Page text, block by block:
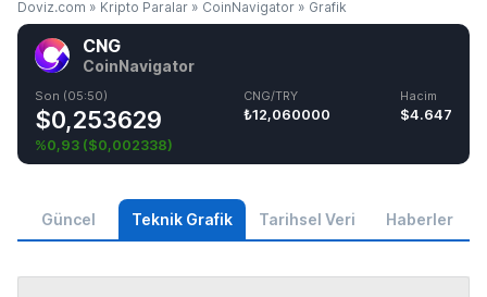
Doviz.com » Kripto Paralar » CoinNavigator » Grafik
CNG
CoinNavigator
Son (05:50)
$0,253629
%0,93 ($0,002338)
CNG/TRY
₺12,060000
Hacim
$4.647
Güncel Teknik Grafik Tarihsel Veri Haberler